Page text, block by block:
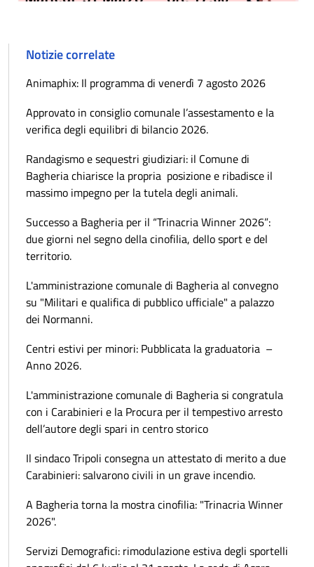
Notizie correlate
Animaphix: Il programma di venerdì 7 agosto 2026
Approvato in consiglio comunale l’assestamento e la
verifica degli equilibri di bilancio 2026.
Randagismo e sequestri giudiziari: il Comune di
Bagheria chiarisce la propria posizione e ribadisce il
massimo impegno per la tutela degli animali.
Successo a Bagheria per il “Trinacria Winner 2026”:
due giorni nel segno della cinofilia, dello sport e del
territorio.
L'amministrazione comunale di Bagheria al convegno
su "Militari e qualifica di pubblico ufficiale" a palazzo
dei Normanni.
Centri estivi per minori: Pubblicata la graduatoria –
Anno 2026.
L'amministrazione comunale di Bagheria si congratula
con i Carabinieri e la Procura per il tempestivo arresto
dell’autore degli spari in centro storico
Il sindaco Tripoli consegna un attestato di merito a due
Carabinieri: salvarono civili in un grave incendio.
A Bagheria torna la mostra cinofilia: "Trinacria Winner
2026".
Servizi Demografici: rimodulazione estiva degli sportelli